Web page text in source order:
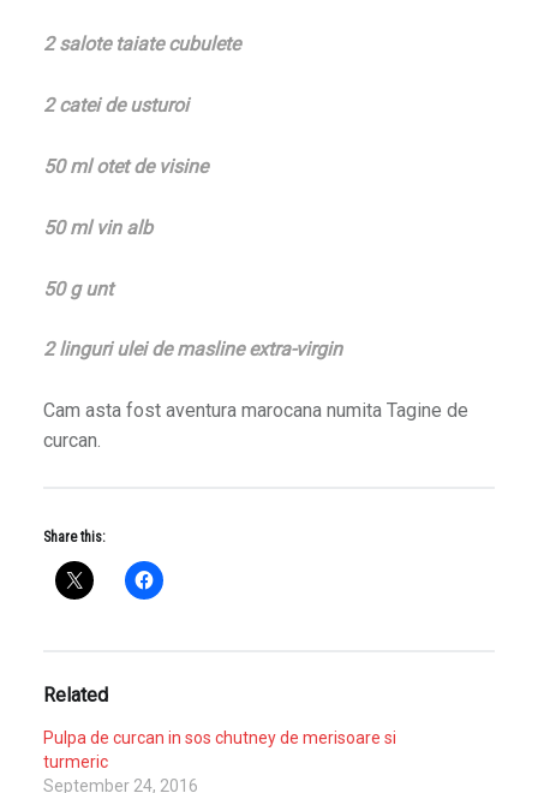
2 salote taiate cubulete
2 catei de usturoi
50 ml otet de visine
50 ml vin alb
50 g unt
2 linguri ulei de masline extra-virgin
Cam asta fost aventura marocana numita Tagine de
curcan.
Share this:
Related
Pulpa de curcan in sos chutney de merisoare si
turmeric
September 24, 2016